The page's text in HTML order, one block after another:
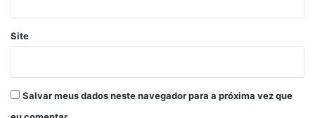
Site
Salvar meus dados neste navegador para a próxima vez que